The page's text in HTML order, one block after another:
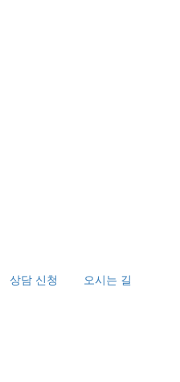
상담 신청 오시는 길